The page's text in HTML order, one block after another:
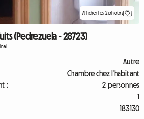
Afficher les 2 photos
(Pedrezuela - 28723)
Autre
Chambre chez l'habitant
:
2 personnes
1
183130